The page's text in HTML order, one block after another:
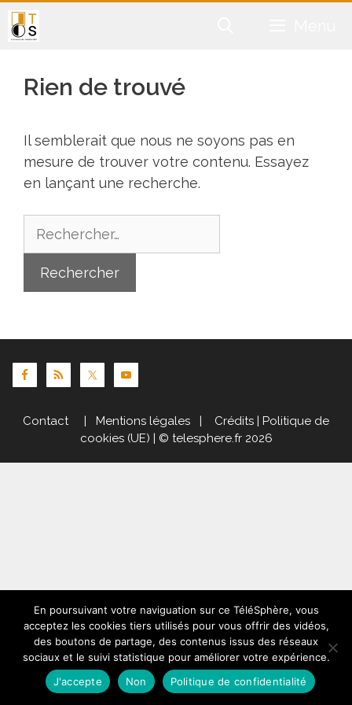
Aller
au
Rien de trouvé
Il semblerait que nous ne soyons pas en
mesure de trouver votre contenu. Essayez
en lançant une recherche.
Rechercher :
Contact| Mentions légales | Crédits | Politique de
cookies (UE) | © telesphere.fr 2026
En poursuivant votre naviguation sur ce TéléSphère, vous
acceptez les cookies tiers utilisés pour vous offrir des vidéos,
des boutons de partage, des contenus issus des réseaux
sociaux et le suivi statistique pour améliorer votre expérience.
J'accepte
Non Politique de confidentialité